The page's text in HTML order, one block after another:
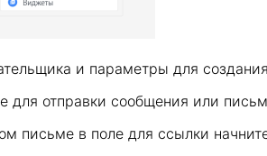
и параметры для
для отправки сообщения или
письме в поле для ссылки